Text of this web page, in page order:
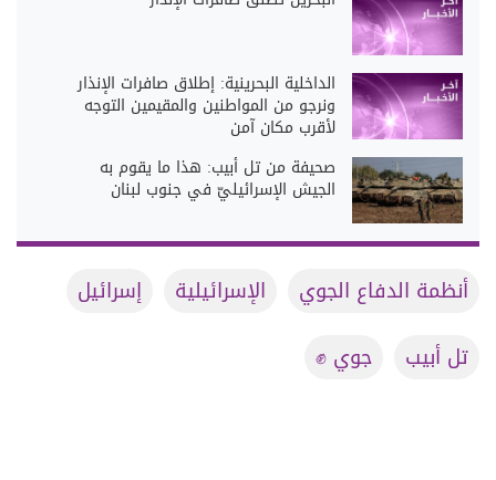
الداخلية البحرينية: إطلاق صافرات الإنذار
ونرجو من المواطنين والمقيمين التوجه
لأقرب مكان آمن
صحيفة من تل أبيب: هذا ما يقوم به
الجيش الإسرائيليّ في جنوب لبنان
أنظمة الدفاع الجوي الإسرائيلية
إسرائيل
تل أبيب
جوي ✊